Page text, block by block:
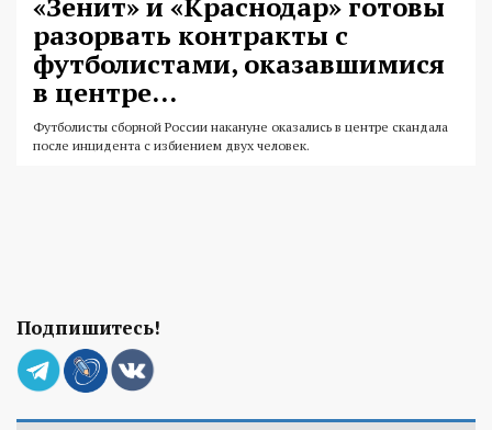
разорвать контракты с
футболистами, оказавшимися
в центре...
Футболисты сборной России накануне оказались в центре скандала
после инцидента с избиением двух человек.
Подпишитесь!